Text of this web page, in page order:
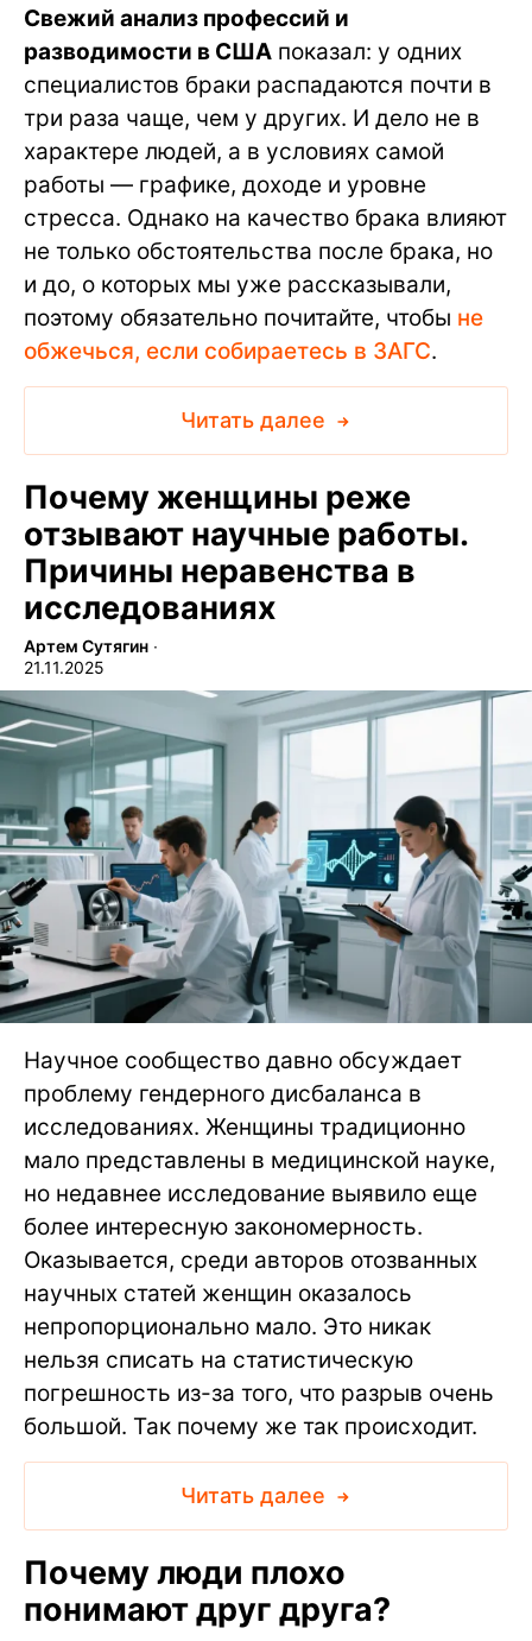
Свежий анализ профессий и
разводимости в США показал: у одних
специалистов браки распадаются почти в
три раза чаще, чем у других. И дело не в
характере людей, а в условиях самой
работы — графике, доходе и уровне
стресса. Однако на качество брака влияют
не только обстоятельства после брака, но
и до, о которых мы уже рассказывали,
поэтому обязательно почитайте, чтобы не
обжечься, если собираетесь в ЗАГС.
Читать далее
Почему женщины реже
отзывают научные работы.
Причины неравенства в
исследованиях
Артем Сутягин ∙
21.11.2025
Научное сообщество давно обсуждает
проблему гендерного дисбаланса в
исследованиях. Женщины традиционно
мало представлены в медицинской науке,
но недавнее исследование выявило еще
более интересную закономерность.
Оказывается, среди авторов отозванных
научных статей женщин оказалось
непропорционально мало. Это никак
нельзя списать на статистическую
погрешность из-за того, что разрыв очень
большой. Так почему же так происходит.
Читать далее
Почему люди плохо
понимают друг друга?